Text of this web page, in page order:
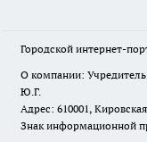
Городской интернет-
О компании:
Ю.Г.
Адрес: 610001,
Знак информационной